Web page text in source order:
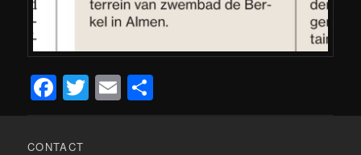
Facebook
Twitter
Email
CONTACT